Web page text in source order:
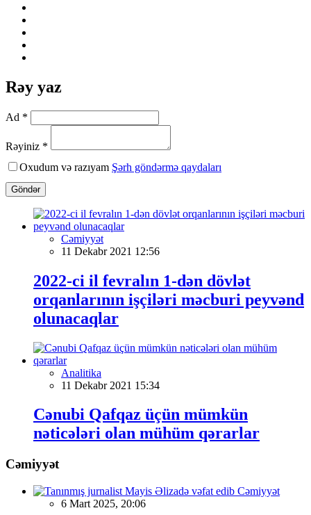
Rəy yaz
Ad *
Rəyiniz *
Oxudum və razıyam Şərh göndərmə qaydaları
Göndər
Cəmiyyət
11 Dekabr 2021 12:56
2022-ci il fevralın 1-dən dövlət
orqanlarının işçiləri məcburi peyvənd
olunacaqlar
Analitika
11 Dekabr 2021 15:34
Cənubi Qafqaz üçün mümkün
nəticələri olan mühüm qərarlar
Cəmiyyət
Cəmiyyət
6 Mart 2025, 20:06